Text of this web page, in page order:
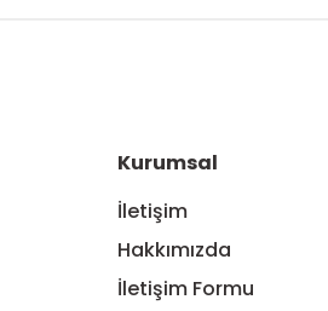
Kurumsal
İletişim
Hakkımızda
İletişim Formu